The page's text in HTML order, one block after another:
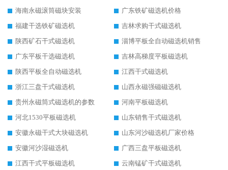
海南永磁滚筒磁块安装
广东铁矿磁选机价格
福建干选铁矿磁选机
吉林求购干式磁选机
陕西矿石干式磁选机
淄博平板全自动磁选机销售
广东平板干选磁选机
吉林高梯度平板磁选机
陕西平板全自动磁选机
江西干式磁选机
浙江三盘干式磁选机
山西永磁强磁磁选机
贵州永磁筒式磁选机的参数
河南平板磁选机
河北1530平板磁选机
山东销售干式磁选机
安徽永磁干式大块磁选机
山东河沙磁选机厂家价格
安徽河沙湿磁选机
广西三盘平板磁选机
江西干式平板磁选机
云南锰矿干式磁选机